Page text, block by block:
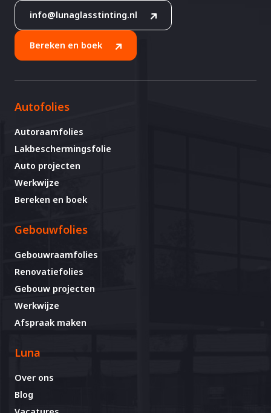
info@lunaglasstinting.nl
Bereken en boek
Autofolies
Autoraamfolies
Lakbeschermingsfolie
Auto projecten
Werkwijze
Bereken en boek
Gebouwfolies
Gebouwraamfolies
Renovatiefolies
Gebouw projecten
Werkwijze
Afspraak maken
Luna
Over ons
Blog